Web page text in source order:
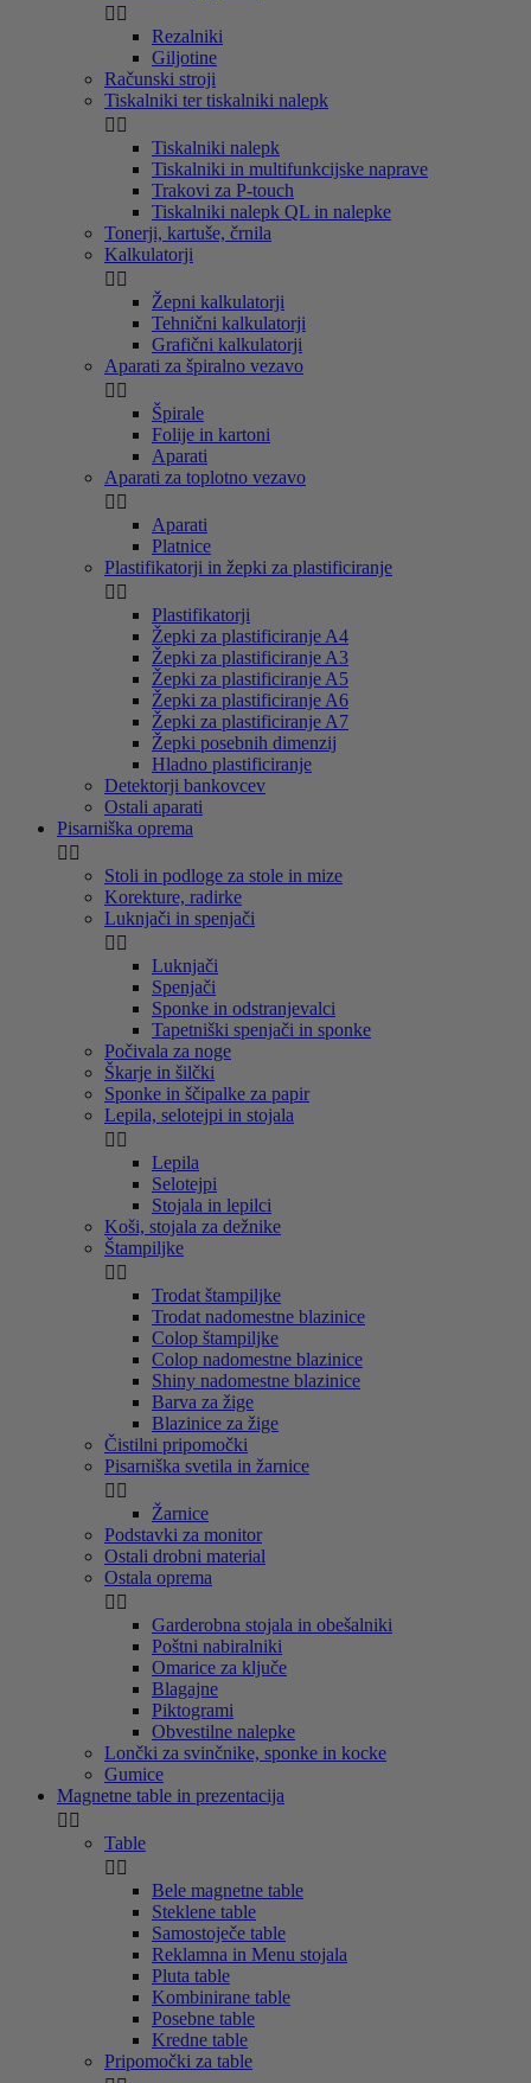
 
Rezalniki
Giljotine
Računski stroji
Tiskalniki ter tiskalniki nalepk
 
Tiskalniki nalepk
Tiskalniki in multifunkcijske naprave
Trakovi za P-touch
Tiskalniki nalepk QL in nalepke
Tonerji, kartuše, črnila
Kalkulatorji
 
Žepni kalkulatorji
Tehnični kalkulatorji
Grafični kalkulatorji
Aparati za špiralno vezavo
 
Špirale
Folije in kartoni
Aparati
Aparati za toplotno vezavo
 
Aparati
Platnice
Plastifikatorji in žepki za plastificiranje
 
Plastifikatorji
Žepki za plastificiranje A4
Žepki za plastificiranje A3
Žepki za plastificiranje A5
Žepki za plastificiranje A6
Žepki za plastificiranje A7
Žepki posebnih dimenzij
Hladno plastificiranje
Detektorji bankovcev
Ostali aparati
Pisarniška oprema
 
Stoli in podloge za stole in mize
Korekture, radirke
Luknjači in spenjači
 
Luknjači
Spenjači
Sponke in odstranjevalci
Tapetniški spenjači in sponke
Počivala za noge
Škarje in šilčki
Sponke in ščipalke za papir
Lepila, selotejpi in stojala
 
Lepila
Selotejpi
Stojala in lepilci
Koši, stojala za dežnike
Štampiljke
 
Trodat štampiljke
Trodat nadomestne blazinice
Colop štampiljke
Colop nadomestne blazinice
Shiny nadomestne blazinice
Barva za žige
Blazinice za žige
Čistilni pripomočki
Pisarniška svetila in žarnice
 
Žarnice
Podstavki za monitor
Ostali drobni material
Ostala oprema
 
Garderobna stojala in obešalniki
Poštni nabiralniki
Omarice za ključe
Blagajne
Piktogrami
Obvestilne nalepke
Lončki za svinčnike, sponke in kocke
Gumice
Magnetne table in prezentacija
 
Table
 
Bele magnetne table
Steklene table
Samostoječe table
Reklamna in Menu stojala
Pluta table
Kombinirane table
Posebne table
Kredne table
Pripomočki za table